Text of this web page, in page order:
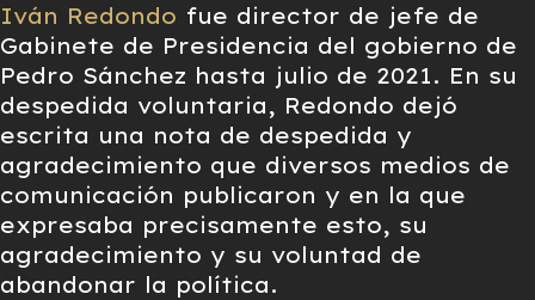
Iván Redondo fue director de jefe de
Gabinete de Presidencia del gobierno de
Pedro Sánchez hasta julio de 2021. En su
despedida voluntaria, Redondo dejó
escrita una nota de despedida y
agradecimiento que diversos medios de
comunicación publicaron y en la que
expresaba precisamente esto, su
agradecimiento y su voluntad de
abandonar la política.